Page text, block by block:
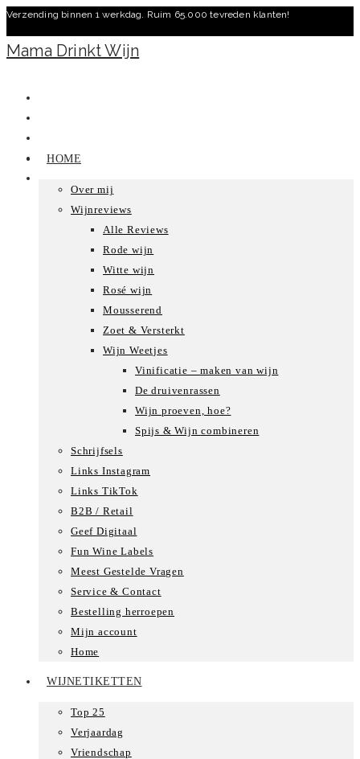
Ga
naar
inhoud
Verzending binnen 1 werkdag. Ruim 65.000 tevreden klanten!
Mama Drinkt Wijn
HOME
Over mij
Wijnreviews
Alle Reviews
Rode wijn
Witte wijn
Rosé wijn
Mousserend
Zoet & Versterkt
Wijn Weetjes
Vinificatie – maken van wijn
De druivenrassen
Wijn proeven, hoe?
Spijs & Wijn combineren
Schrijfsels
Links Instagram
Links TikTok
B2B / Retail
Geef Digitaal
Fun Wine Labels
Meest Gestelde Vragen
Service & Contact
Bestelling herroepen
Mijn account
Home
WIJNETIKETTEN
Top 25
Verjaardag
Vriendschap